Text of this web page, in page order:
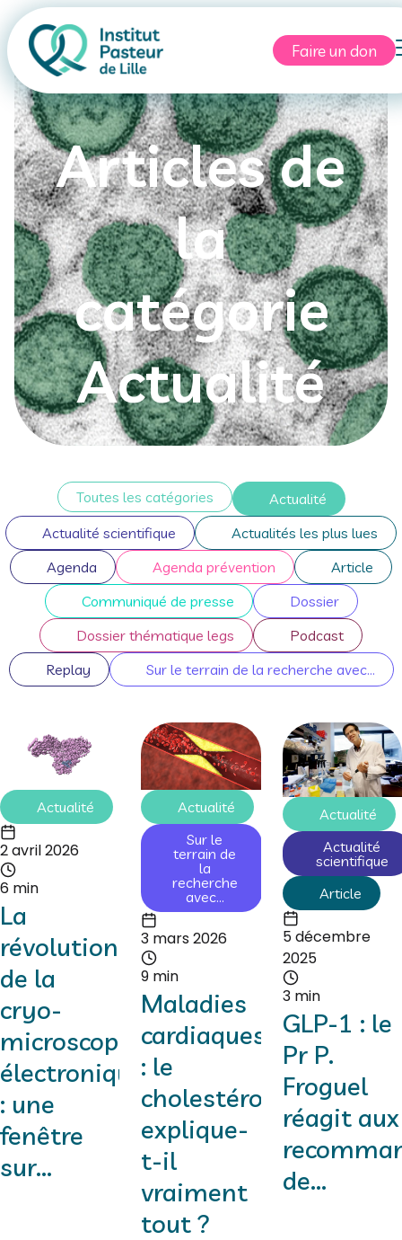
Articles de
la
catégorie
Actualité
Faire un don
Toutes les catégories
Actualité
Actualité scientifique
Actualités les plus lues
Agenda
Agenda prévention
Article
Communiqué de presse
Dossier
Dossier thématique legs
Podcast
Replay
Sur le terrain de la recherche avec...
Actualité
2 avril 2026
6 min
La
révolution
de la
cryo-
microscopie
électronique
: une
fenêtre
sur...
Actualité
Sur le
terrain de
la
recherche
avec...
3 mars 2026
9 min
Maladies
cardiaques
: le
cholestérol
explique-
t-il
vraiment
tout ?
Actualité
Actualité
scientifique
Article
5 décembre
2025
3 min
GLP-1 : le
Pr P.
Froguel
réagit aux
de...